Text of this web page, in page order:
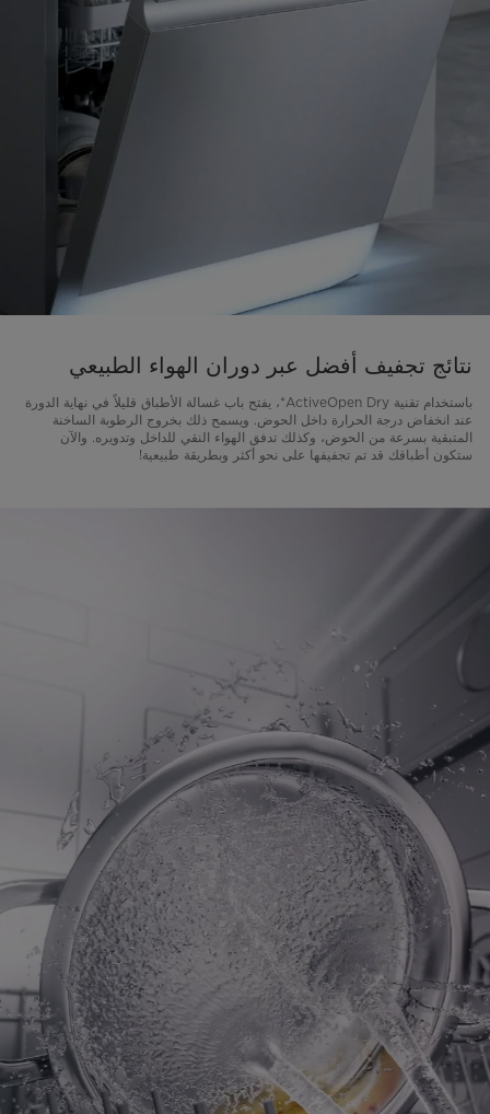
نتائج تجفيف أفضل عبر دوران الهواء الطبيعي
باستخدام تقنية ActiveOpen Dry*، يفتح باب غسالة الأطباق قليلاً في نهاية الدورة
عند انخفاض درجة الحرارة داخل الحوض. ويسمح ذلك بخروج الرطوبة الساخنة
المتبقية بسرعة من الحوض، وكذلك تدفق الهواء النقي للداخل وتدويره. والآن
ستكون أطباقك قد تم تجفيفها على نحو أكثر وبطريقة طبيعية!